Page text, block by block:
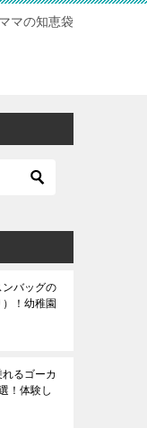
マの知恵袋
ンバッグの
！幼稚園
れるゴーカ
！体験し